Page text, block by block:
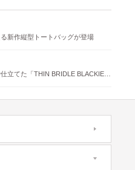
新作縦型トートバッグが登場